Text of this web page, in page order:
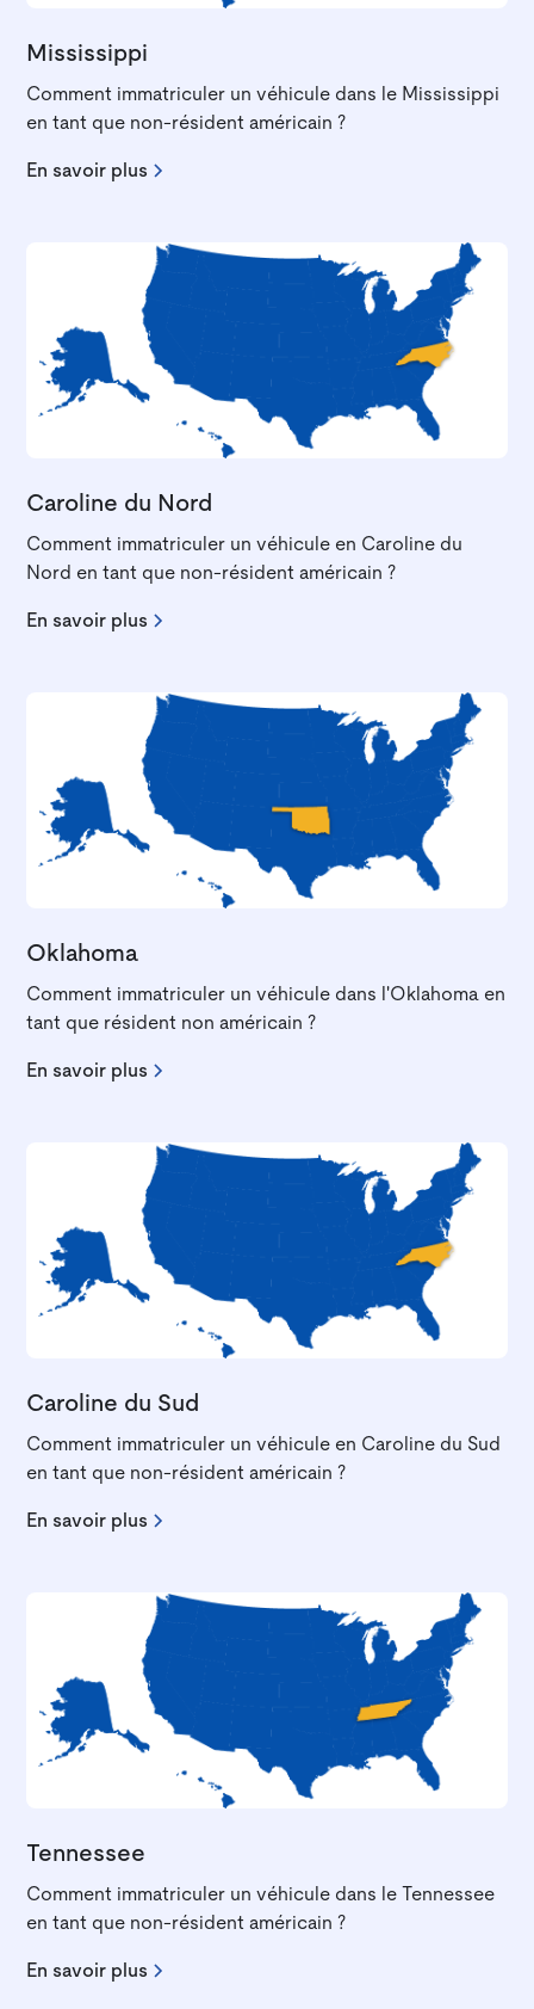
Mississippi
Comment immatriculer un véhicule dans le Mississippi
en tant que non-résident américain ?
En savoir plus
Caroline du Nord
Comment immatriculer un véhicule en Caroline du
Nord en tant que non-résident américain ?
En savoir plus
Oklahoma
Comment immatriculer un véhicule dans l'Oklahoma en
tant que résident non américain ?
En savoir plus
Caroline du Sud
Comment immatriculer un véhicule en Caroline du Sud
en tant que non-résident américain ?
En savoir plus
Tennessee
Comment immatriculer un véhicule dans le Tennessee
en tant que non-résident américain ?
En savoir plus